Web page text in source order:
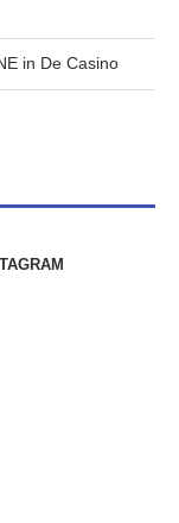
in De Casino